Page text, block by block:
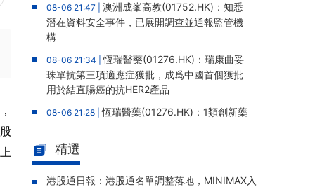
08-06 21:47 | 澳洲成峯高教(01752.HK)：知悉
潛在資料安全事件，已展開調查並通報監管機
構
08-06 21:34 |恆瑞醫藥(01276.HK)：瑞康曲妥
珠單抗第三項適應症獲批，成爲中國首個獲批
用於結直腸癌的抗HER2產品
08-06 21:28 |恆瑞醫藥(01276.HK)：1類創新藥
現中軸型脊柱關節炎全疾病譜覆蓋
08-06 21:17 |晉景新能(01783.HK)：附屬公司
擬12.88億元人民幣購買高性能服務器，構成主
精選
港股通日報：港股通名單調整落地，MINIMAX入